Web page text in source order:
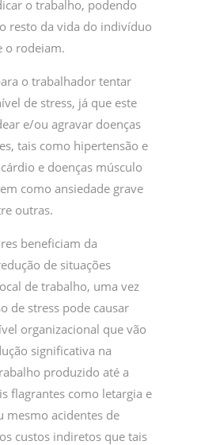
o trabalho, podendo
resto da vida do indivíduo
o rodeiam.
o trabalhador tentar
de stress, já que este
e/ou agravar doenças
tais como hipertensão e
e doenças músculo
como ansiedade grave
outras.
beneficiam da
de situações
de trabalho, uma vez
de stress pode causar
organizacional que vão
significativa na
produzido até a
flagrantes como letargia e
mesmo acidentes de
custos indiretos que tais